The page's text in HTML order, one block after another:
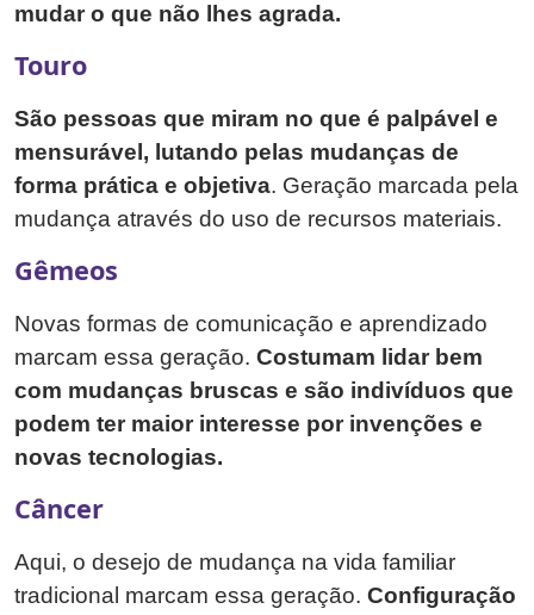
mudar o que não lhes agrada.
Touro
São pessoas que miram no que é palpável e
mensurável, lutando pelas mudanças de
forma prática e objetiva. Geração marcada pela
mudança através do uso de recursos materiais.
Gêmeos
Novas formas de comunicação e aprendizado
marcam essa geração. Costumam lidar bem
com mudanças bruscas e são indivíduos que
podem ter maior interesse por invenções e
novas tecnologias.
Câncer
Aqui, o desejo de mudança na vida familiar
tradicional marcam essa geração. Configuração